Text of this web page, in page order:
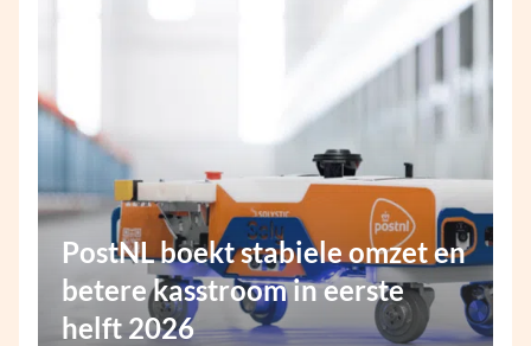
PostNL boekt stabiele omzet en
betere kasstroom in eerste
helft 2026